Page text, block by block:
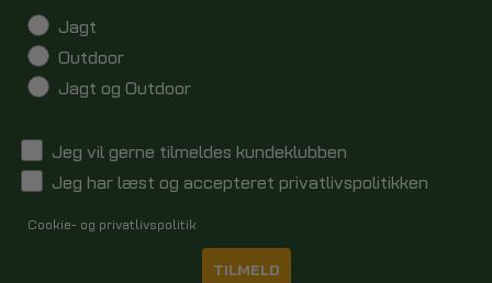
Jagt
Outdoor
Jagt og Outdoor
Jeg vil gerne tilmeldes kundeklubben
Jeg har læst og accepteret privatlivspolitikken
Cookie- og privatlivspolitik
TILMELD